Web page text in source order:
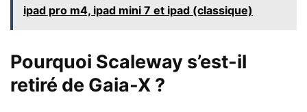
ipad pro m4, ipad mini 7 et ipad (classique)
Pourquoi Scaleway s’est-il
retiré de Gaia-X ?